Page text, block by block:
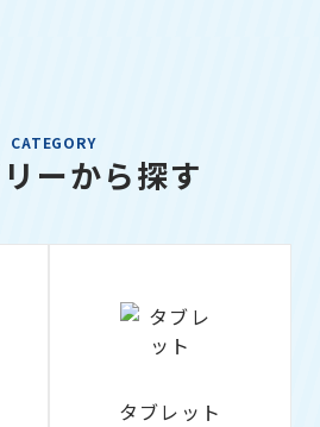
CATEGORY
ーから探す
タブレット